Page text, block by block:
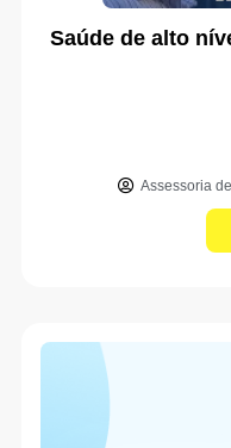
Saúde de alto
Assessoria